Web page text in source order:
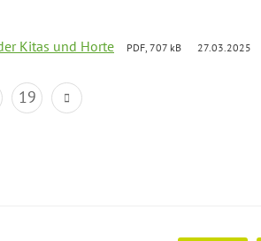
Kitas und Horte PDF, 707 kB 27.03.2025
19